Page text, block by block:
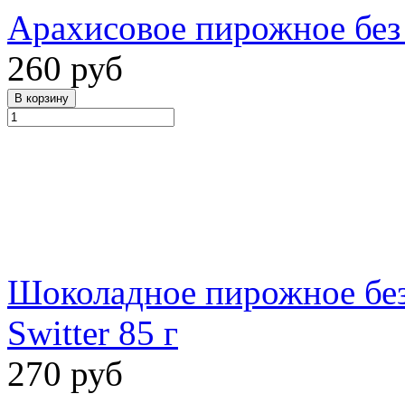
Арахисовое пирожное
260 руб
Шоколадное пирожное
Switter 85 г
270 руб